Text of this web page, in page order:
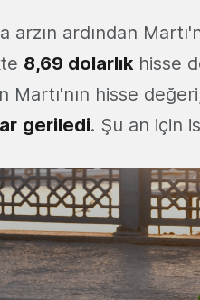
arzın ardından
8,69 dolarlıkhisse
Martı'nın hisse
geriledi. Şu an için